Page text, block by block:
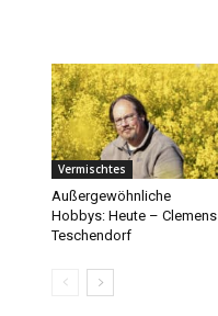
Vermischtes
Außergewöhnliche
Hobbys: Heute – Clemens
Teschendorf